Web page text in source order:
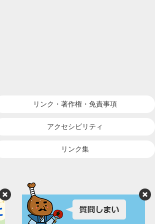
リンク・著作権・ 免責事項
アクセシビリティ
リンク集